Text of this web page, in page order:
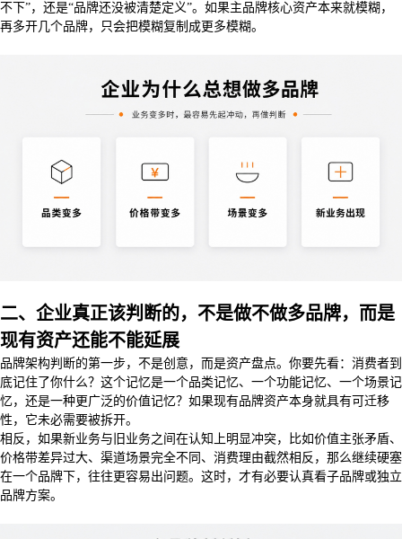
不下”，还是“品牌还没被清楚定义”。如果主品牌核心资产本来就模糊，
再多开几个品牌，只会把模糊复制成更多模糊。
二、企业真正该判断的，不是做不做多品牌，而是
现有资产还能不能延展
品牌架构判断的第一步，不是创意，而是资产盘点。你要先看：消费者到
底记住了你什么？这个记忆是一个品类记忆、一个功能记忆、一个场景记
忆，还是一种更广泛的价值记忆？如果现有品牌资产本身就具有可迁移
性，它未必需要被拆开。
相反，如果新业务与旧业务之间在认知上明显冲突，比如价值主张矛盾、
价格带差异过大、渠道场景完全不同、消费理由截然相反，那么继续硬塞
在一个品牌下，往往更容易出问题。这时，才有必要认真看子品牌或独立
品牌方案。